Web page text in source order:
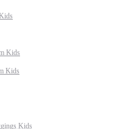
Kids
Kids
Kids